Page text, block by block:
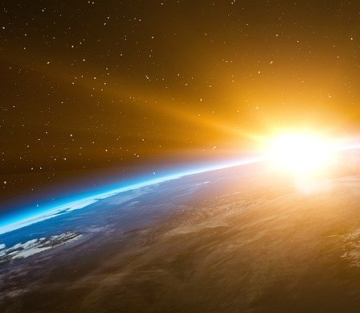
Ces paiements, effectués entre 2015 et
Philippines et à garantir le paiement en
ministère de la Justice dans un
mentionne pas Smartmatic nommément.
Afin de dissimuler les paiements illicites
de la Commission électorale des
caisse noire — baptisée « Philippines Pot »
prêt fictifs pour justifier des virements vers
Hong Kong, en Suisse, à New York et en
ces paiements illégaux ont été utilisés par
acheter une propriété à San Francisco.
Bautista a été arrêté l’année dernière à la
l’accuse d’avoir accepté des pots-de-vin
identifiée de contrats d’une valeur de près
dizaines de milliers de machines à voter